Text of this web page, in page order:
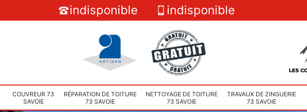
indisponible indisponible
COUVREUR 73
SAVOIE
RÉPARATION DE TOITURE
73 SAVOIE
NETTOYAGE DE TOITURE
73 SAVOIE
TRAVAUX DE ZINGUERIE
73 SAVOIE